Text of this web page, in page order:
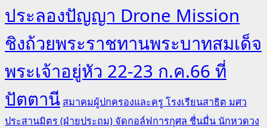
ประลองปัญญา Drone Mission
ชิงถ้วยพระราชทานพระบาทสมเด็จ
พระเจ้าอยู่หัว 22-23 ก.ค.66 ที่
ปัตตานี สมาคมผู้ปกครองและครู โรงเรียนสาธิต มศว
ประสานมิตร (ฝ่ายประถม) จัดกอล์ฟการกุศล ชื่นมื่น นักหวดวง